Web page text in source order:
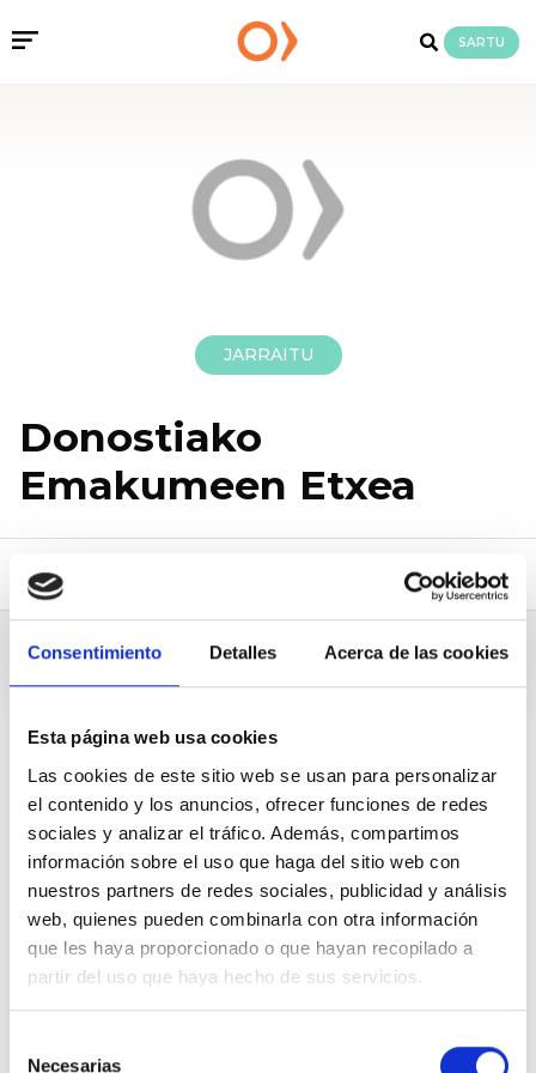
Consentimiento Detalles Acerca de las cookies
Esta página web usa cookies
Las cookies de este sitio web se usan para personalizar
el contenido y los anuncios, ofrecer funciones de redes
sociales y analizar el tráfico. Además, compartimos
información sobre el uso que haga del sitio web con
nuestros partners de redes sociales, publicidad y análisis
web, quienes pueden combinarla con otra información
que les haya proporcionado o que hayan recopilado a
partir del uso que haya hecho de sus servicios.
Necesarias
SARTU
JARRAITU
Donostiako
Emakumeen Etxea
Galderak
A Donostia-San Sebastián
Donostiako Udalak ezin du berdintasunaren apologia egin eta
Emakumeen Etxea baztertzen jarraitu. Kalitatezko zerbitzua
emateko espazio duin bat behar dugu, ondo komunikatuta
egongo dena, emakumeek erraz aurkitu ahal izan dezaten.
Pregunta deDonostiako Emakumeen Etxea
2021 Aza. 24
54Apoyos de 300
BABESTU